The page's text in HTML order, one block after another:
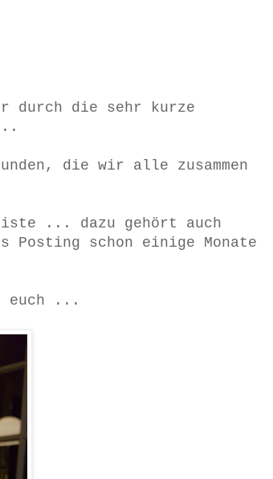
durch die sehr kurze
die wir alle zusammen
... dazu gehört auch
schon einige Monate
euch ...